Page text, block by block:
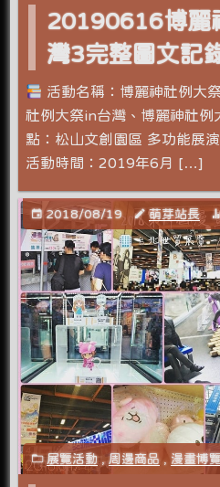
20190616博麗
灣3完整圖文記
活動名稱：博麗神社例大
社例大祭in台灣、博麗神社例
點：松山文創園區 多功能展
活動時間：2019年6月 […]
2018/08/19 萌芽站長
展覽活動,周邊商品 , 漫畫博